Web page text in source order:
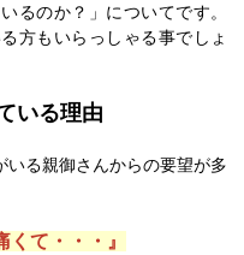
るのか？」についてです。
方もいらっしゃる事でしょ
いる理由
いる親御さんからの要望が多
くて・・・』